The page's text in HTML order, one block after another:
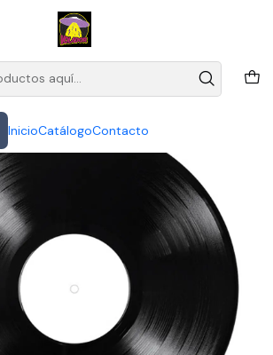
InicioCatálogoContacto
Este es el texto del slide